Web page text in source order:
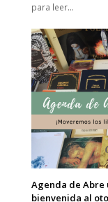
para leer…
Agenda de Abre
bienvenida al